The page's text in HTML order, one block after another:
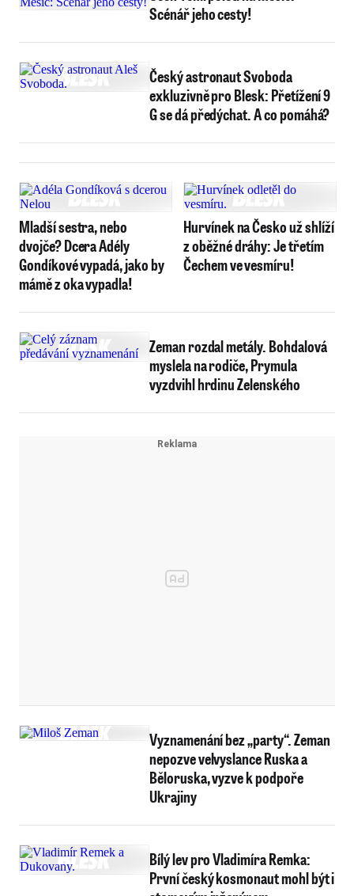
Scénář jeho cesty!
Český astronaut Svoboda
exkluzivně pro Blesk: Přetížení 9
G se dá předýchat. A co pomáhá?
Mladší sestra, nebo
dvojče? Dcera Adély
Gondíkové vypadá, jako by
mámě z oka vypadla!
Hurvínek na Česko už shlíží
z oběžné dráhy: Je třetím
Čechem ve vesmíru!
Zeman rozdal metály. Bohdalová
myslela na rodiče, Prymula
vyzdvihl hrdinu Zelenského
Vyznamenání bez „party“. Zeman
nepozve velvyslance Ruska a
Běloruska, vyzve k podpoře
Ukrajiny
Bílý lev pro Vladimíra Remka:
První český kosmonaut mohl být i